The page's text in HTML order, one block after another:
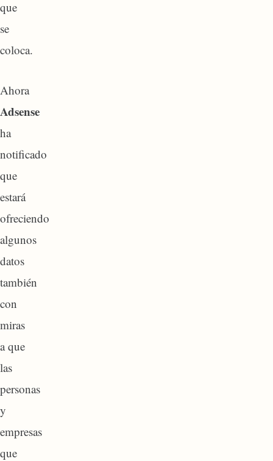
que
se
coloca.
Ahora
Adsense
ha
notificado
que
estará
ofreciendo
algunos
datos
también
con
miras
a que
las
personas
y
empresas
que